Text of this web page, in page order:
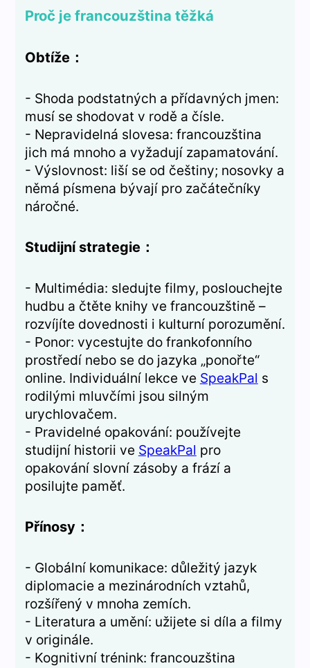
Proč je francouzština těžká
Obtíže：
- Shoda podstatných a přídavných jmen:
musí se shodovat v rodě a čísle.
- Nepravidelná slovesa: francouzština
jich má mnoho a vyžadují zapamatování.
- Výslovnost: liší se od češtiny; nosovky a
němá písmena bývají pro začátečníky
náročné.
Studijní strategie：
- Multimédia: sledujte filmy, poslouchejte
hudbu a čtěte knihy ve francouzštině –
rozvíjíte dovednosti i kulturní porozumění.
- Ponor: vycestujte do frankofonního
prostředí nebo se do jazyka „ponořte“
online. Individuální lekce ve SpeakPal s
rodilými mluvčími jsou silným
urychlovačem.
- Pravidelné opakování: používejte
studijní historii ve SpeakPal pro
opakování slovní zásoby a frází a
posilujte paměť.
Přínosy：
- Globální komunikace: důležitý jazyk
diplomacie a mezinárodních vztahů,
rozšířený v mnoha zemích.
- Literatura a umění: užijete si díla a filmy
v originále.
- Kognitivní trénink: francouzština